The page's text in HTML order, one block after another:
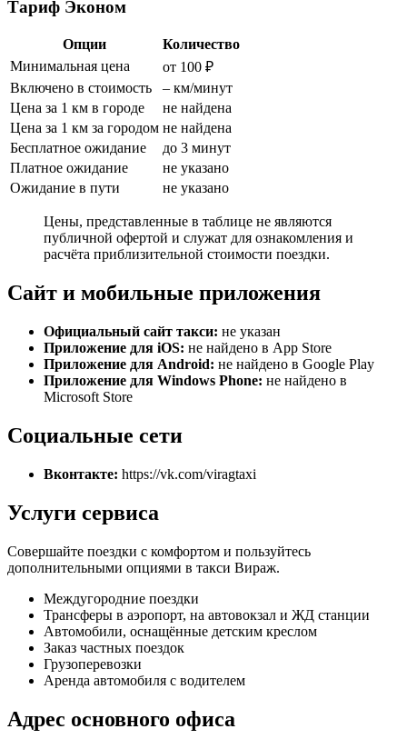
Тариф Эконом
Опции
Количество
Минимальная цена
от 100 ₽
Включено в стоимость
– км/минут
Цена за 1 км в городе
не найдена
Цена за 1 км за городом не найдена
Бесплатное ожидание
до 3 минут
Платное ожидание
не указано
Ожидание в пути
не указано
Цены, представленные в таблице не являются
публичной офертой и служат для ознакомления и
расчёта приблизительной стоимости поездки.
Сайт и мобильные приложения
Официальный сайт такси: не указан
Приложение для iOS: не найдено в App Store
Приложение для Android: не найдено в Google Play
Приложение для Windows Phone: не найдено в
Microsoft Store
Социальные сети
Вконтакте: https://vk.com/viragtaxi
Услуги сервиса
Совершайте поездки с комфортом и пользуйтесь
дополнительными опциями в такси Вираж.
Междугородние поездки
Трансферы в аэропорт, на автовокзал и ЖД станции
Автомобили, оснащённые детским креслом
Заказ частных поездок
Грузоперевозки
Аренда автомобиля с водителем
Адрес основного офиса